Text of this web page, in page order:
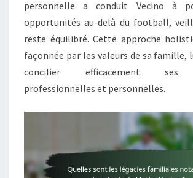
personnelle a conduit Vecino à
opportunités au-delà du football,
reste équilibré. Cette approche
façonnée par les valeurs de sa famille,
concilier efficacement ses
professionnelles et personnelles.